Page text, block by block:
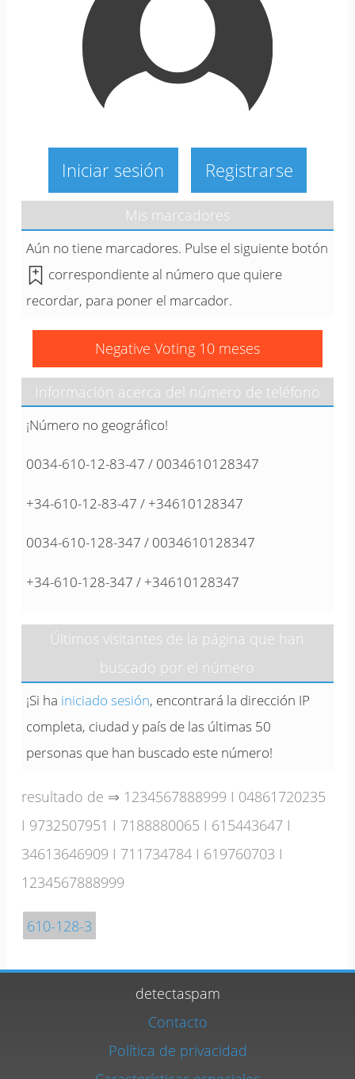
Iniciar sesión Registrarse
Mis marcadores
Aún no tiene marcadores. Pulse el siguiente botón
correspondiente al número que quiere
recordar, para poner el marcador.
Negative Voting 10 meses
Información acerca del número de teléfono
¡Número no geográfico!
0034-610-12-83-47 / 0034610128347
+34-610-12-83-47 / +34610128347
0034-610-128-347 / 0034610128347
+34-610-128-347 / +34610128347
Últimos visitantes de la página que han
buscado por el número
¡Si ha iniciado sesión, encontrará la dirección IP
completa, ciudad y país de las últimas 50
personas que han buscado este número!
resultado de ⇒ 1234567888999 I 04861720235
I 9732507951 I 7188880065 I 615443647 I
34613646909 I 711734784 I 619760703 I
1234567888999
610-128-3
detectaspam
Contacto
Política de privacidad